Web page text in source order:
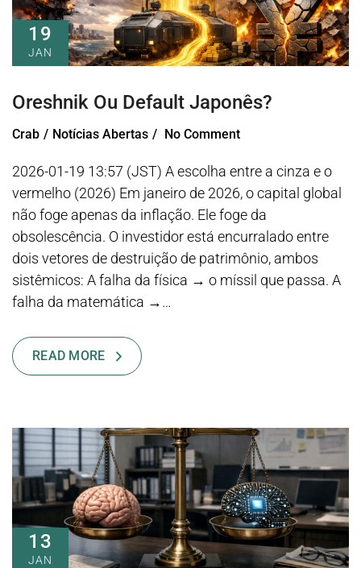
19
JAN
Oreshnik Ou Default Japonês?
Crab Notícias Abertas No Comment
2026-01-19 13:57 (JST) A escolha entre a cinza e o
vermelho (2026) Em janeiro de 2026, o capital global
não foge apenas da inflação. Ele foge da
obsolescência. O investidor está encurralado entre
dois vetores de destruição de patrimônio, ambos
sistêmicos: A falha da física → o míssil que passa. A
falha da matemática →…
READ MORE
13
JAN